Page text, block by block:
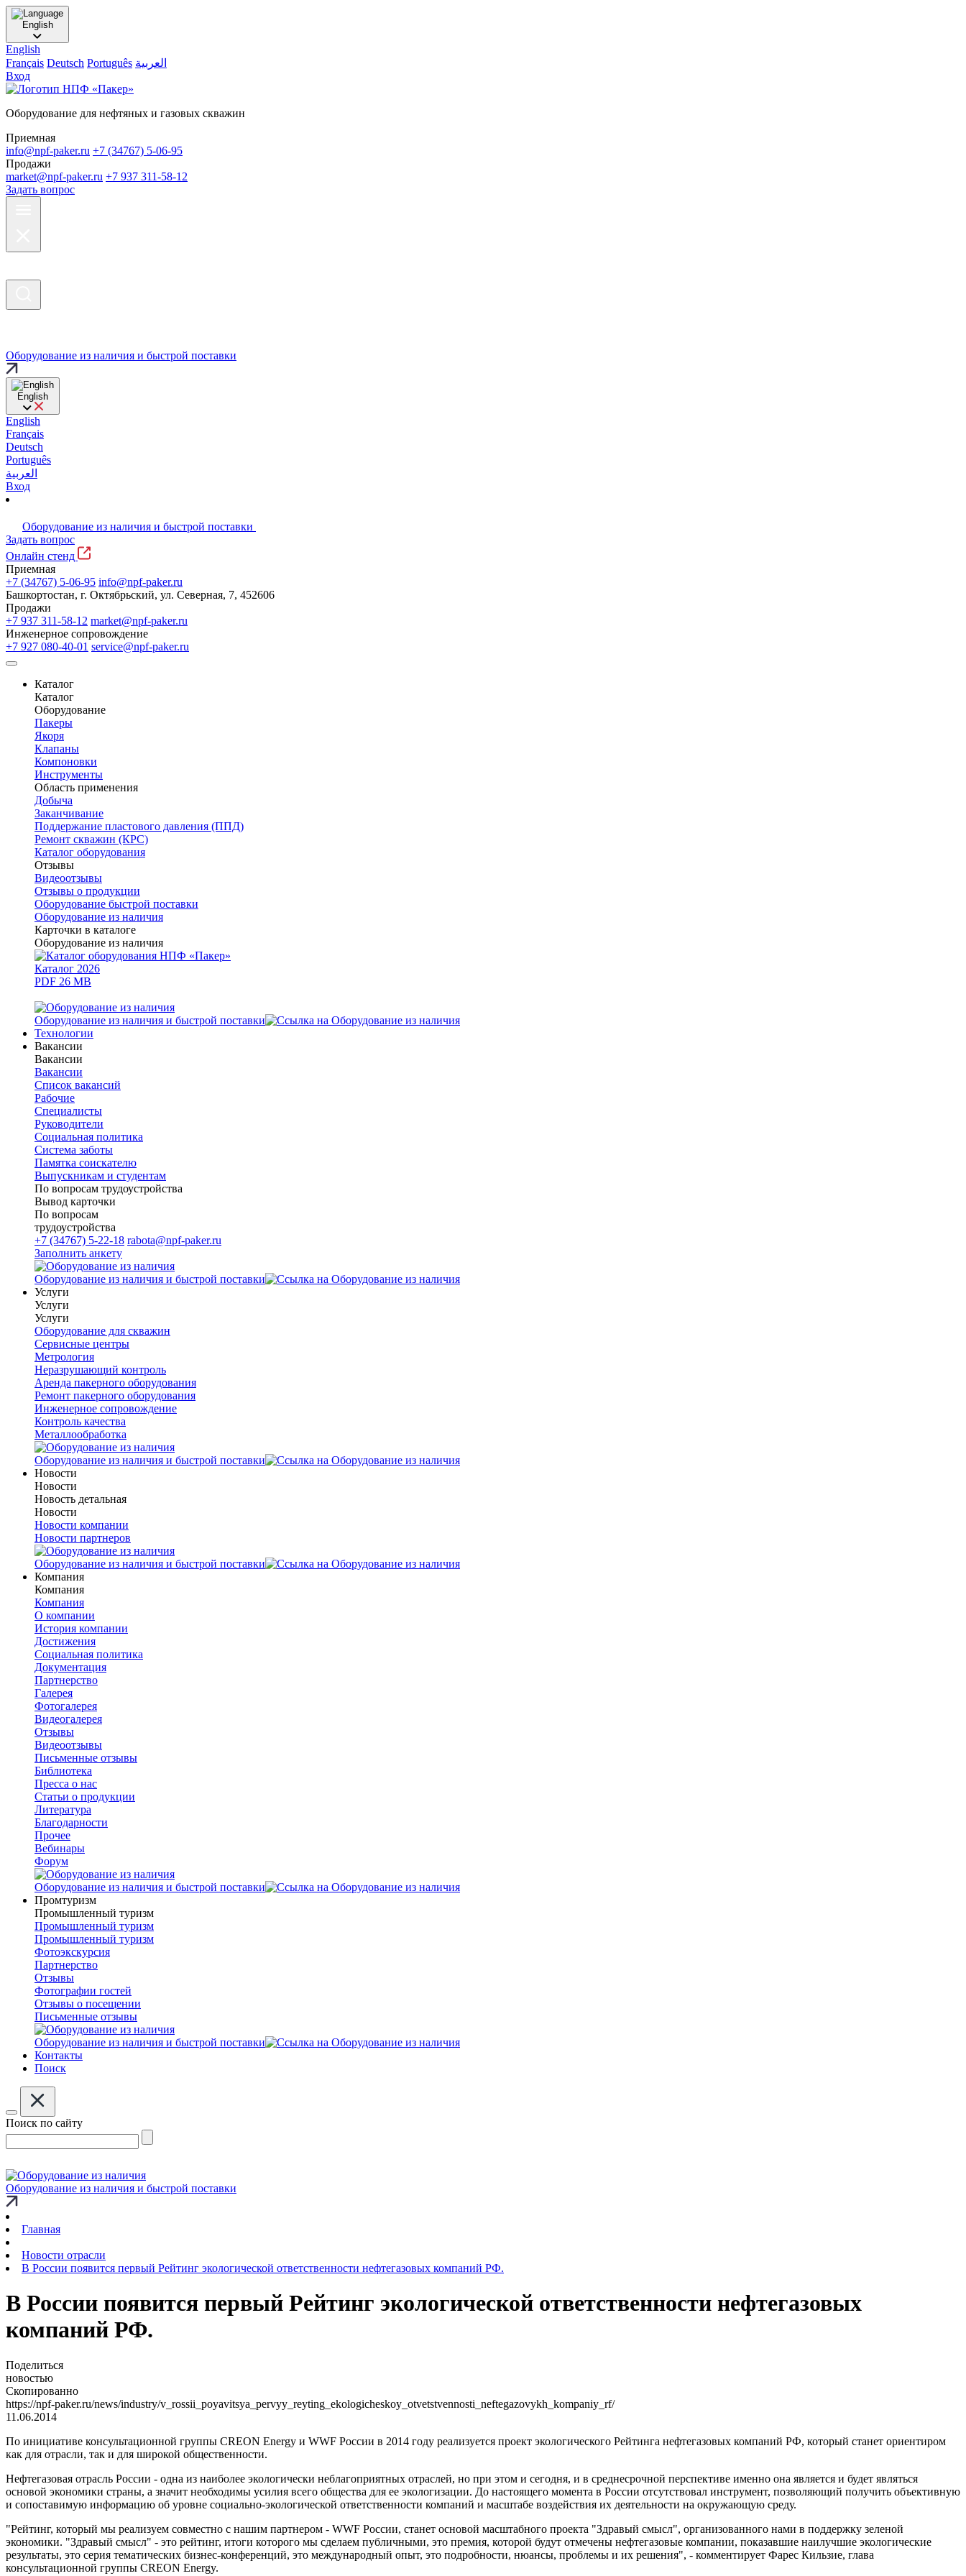
English
English
Français Deutsch Português العربية
Вход
Оборудование для нефтяных и газовых скважин
Приемная
info@npf-paker.ru +7 (34767) 5-06-95
Продажи
market@npf-paker.ru +7 937 311-58-12
Задать вопрос
Оборудование из наличия и быстрой поставки
English
English
Français
Deutsch
Português
العربية
Вход
Оборудование из наличия и быстрой поставки
Задать вопрос
Онлайн стенд
Приемная
+7 (34767) 5-06-95 info@npf-paker.ru
Башкортостан, г. Октябрьский, ул. Северная, 7, 452606
Продажи
+7 937 311-58-12 market@npf-paker.ru
Инженерное сопровождение
+7 927 080-40-01 service@npf-paker.ru
Каталог
Каталог
Оборудование
Пакеры
Якоря
Клапаны
Компоновки
Инструменты
Область применения
Добыча
Заканчивание
Поддержание пластового давления (ППД)
Ремонт скважин (КРС)
Каталог оборудования
Отзывы
Видеоотзывы
Отзывы о продукции
Оборудование быстрой поставки
Оборудование из наличия
Карточки в каталоге
Оборудование из наличия
Каталог 2026
PDF 26 MB
Оборудование из наличия и быстрой поставки
Технологии
Вакансии
Вакансии
Вакансии
Список вакансий
Рабочие
Специалисты
Руководители
Cоциальная политика
Система заботы
Памятка соискателю
Выпускникам и студентам
По вопросам трудоустройства
Вывод карточки
По вопросам
трудоустройства
+7 (34767) 5-22-18 rabota@npf-paker.ru
Заполнить анкету
Оборудование из наличия и быстрой поставки
Услуги
Услуги
Услуги
Оборудование для скважин
Сервисные центры
Метрология
Неразрушающий контроль
Аренда пакерного оборудования
Ремонт пакерного оборудования
Инженерное сопровождение
Контроль качества
Металлообработка
Оборудование из наличия и быстрой поставки
Новости
Новости
Новость детальная
Новости
Новости компании
Новости партнеров
Оборудование из наличия и быстрой поставки
Компания
Компания
Компания
О компании
История компании
Достижения
Социальная политика
Документация
Партнерство
Галерея
Фотогалерея
Видеогалерея
Отзывы
Видеоотзывы
Письменные отзывы
Библиотека
Пресса о нас
Статьи о продукции
Литература
Благодарности
Прочее
Вебинары
Форум
Оборудование из наличия и быстрой поставки
Промтуризм
Промышленный туризм
Промышленный туризм
Промышленный туризм
Фотоэкскурсия
Партнерство
Отзывы
Фотографии гостей
Отзывы о посещении
Письменные отзывы
Оборудование из наличия и быстрой поставки
Контакты
Поиск
Поиск по сайту
Оборудование из наличия и быстрой поставки
Главная
Новости отрасли
В России появится первый Рейтинг экологической ответственности нефтегазовых компаний РФ.
В России появится первый Рейтинг экологической ответственности нефтегазовых
компаний РФ.
Поделиться
новостью
Скопированно
https://npf-paker.ru/news/industry/v_rossii_poyavitsya_pervyy_reyting_ekologicheskoy_otvetstvennosti_neftegazovykh_kompaniy_rf/
11.06.2014
По инициативе консультационной группы CREON Energy и WWF России в 2014 году реализуется проект экологического Рейтинга нефтегазовых компаний РФ, который станет ориентиром
как для отрасли, так и для широкой общественности.
Нефтегазовая отрасль России - одна из наиболее экологически неблагоприятных отраслей, но при этом и сегодня, и в среднесрочной перспективе именно она является и будет являться
основой экономики страны, а значит необходимы усилия всего общества для ее экологизации. До настоящего момента в России отсутствовал инструмент, позволяющий получить объективную
и сопоставимую информацию об уровне социально-экологической ответственности компаний и масштабе воздействия их деятельности на окружающую среду.
"Рейтинг, который мы реализуем совместно с нашим партнером - WWF России, станет основой масштабного проекта "Здравый смысл", организованного нами в поддержку зеленой
экономики. "Здравый смысл" - это рейтинг, итоги которого мы сделаем публичными, это премия, которой будут отмечены нефтегазовые компании, показавшие наилучшие экологические
результаты, это серия тематических бизнес-конференций, это международный опыт, это подробности, нюансы, проблемы и их решения", - комментирует Фарес Кильзие, глава
консультационной группы CREON Energy.